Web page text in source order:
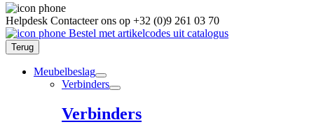
Helpdesk Contacteer ons op +32 (0)9 261 03 70
Bestel met artikelcodes uit catalogus
Terug
Meubelbeslag
Verbinders
Verbinders